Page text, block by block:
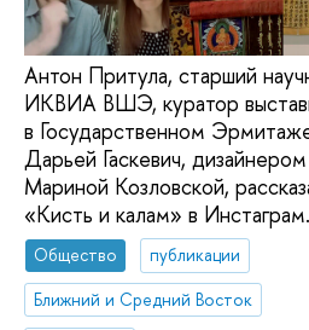
Антон Притула, старший
ИКВИА ВШЭ, куратор
в Государственном
Дарьей Гаскевич, дизайнером
Мариной Козловской,
«Кисть и калам» в Инстаграм.
Общество
публикации
Ближний и Средний Восток